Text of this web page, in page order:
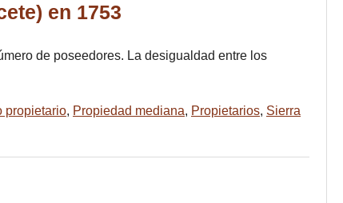
en 1753
de poseedores. La desigualdad entre los
propietario, Propiedad mediana, Propietarios, Sierra